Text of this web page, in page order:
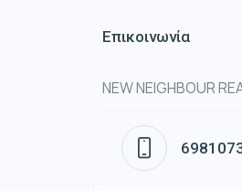
Επικοινωνία
NEW NEIGHBOUR